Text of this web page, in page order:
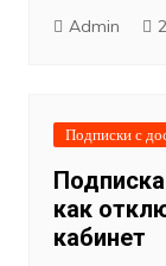
Admin
Подписки с
как
кабинет